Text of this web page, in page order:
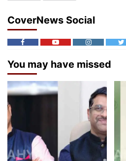
CoverNews Social
You may have missed